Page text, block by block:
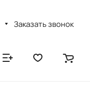
Заказать звонок